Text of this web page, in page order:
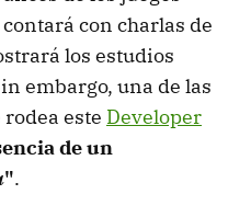
con charlas de
los estudios
embargo, una de las
este Developer
de un
".